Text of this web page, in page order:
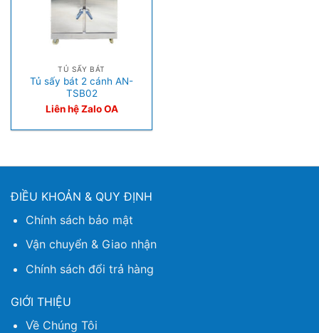
TỦ SẤY BÁT
Tủ sấy bát 2 cánh AN-
TSB02
Liên hệ Zalo OA
ĐIỀU KHOẢN & QUY ĐỊNH
Chính sách bảo mật
Vận chuyển & Giao nhận
Chính sách đổi trả hàng
GIỚI THIỆU
Về Chúng Tôi